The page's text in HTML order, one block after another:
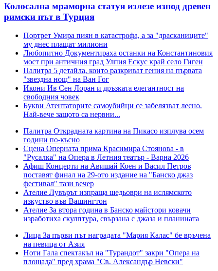
Колосална мраморна статуя излезе изпод древен
римски път в Турция
Портрет Умира пиян в катастрофа, а за "драсканиците"
му днес плащат милиони
Любопитно Документираха останки на Константиновия
мост при античния град Улпия Ескус край село Гиген
Палитра 5 детайла, които разкриват гения на първата
"звездна нощ" на Ван Гог
Икони Ив Сен Лоран и дръзката елегантност на
свободния човек
Букви Атентаторите самоубийци се забелязват лесно.
Най-вече защото са нервни...
Палитра Открадната картина на Пикасо изплува осем
години по-късно
Сцена Оперната прима Красимира Стоянова - в
"Русалка" на Опера в Летния театър - Варна 2026
Афиш Концерти на Авишай Коен и Васил Петров
поставят финал на 29-ото издание на "Банско джаз
фестивал" тази вечер
Ателие Лувърът изпраща шедьоври на ислямското
изкуство във Вашингтон
Ателие За втора година в Банско майстори ковачи
изработиха скулптура, свързана с джаза и планината
Лица За първи път наградата "Мария Калас" бе връчена
на певица от Азия
Ноти Гала спектакъл на "Турандот" закри "Опера на
площада" пред храма "Св. Александър Невски"